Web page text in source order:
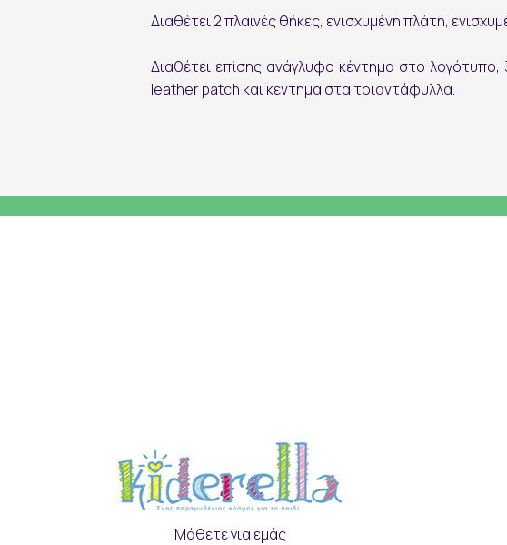
Διαθέτει 2 πλαινές θήκες, ενισχυμένη πλάτη,
Διαθέτει επίσης ανάγλυφο κέντημα στο
leather patch και κεντημα στα τριαντάφυλλα.
εγγραφή
Μάθετε για εμάς